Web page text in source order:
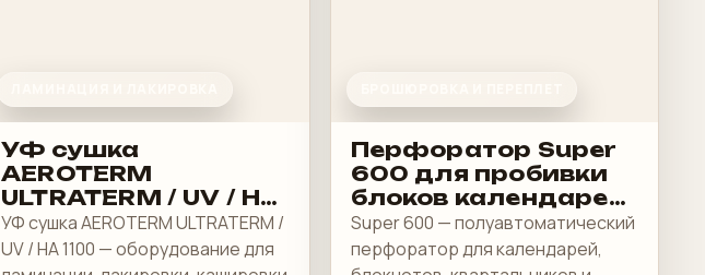
УФ сушка
AEROTERM
ULTRATERM / UV / HA
1100
УФ сушка AEROTERM ULTRATERM /
UV / HA 1100 — оборудование для
Перфоратор Super
600 для пробивки
блоков календарей
и блокнотов
Super 600 — полуавтоматический
перфоратор для календарей,